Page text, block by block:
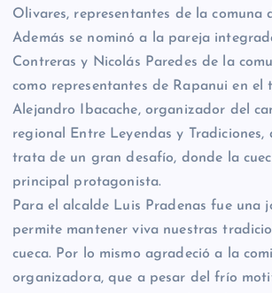
Olivares, representantes de la comuna
Además se nominó a la pareja
Contreras y Nicolás Paredes de la
como representantes de Rapanui en el
Alejandro Ibacache, organizador del
regional Entre Leyendas y Tradiciones,
trata de un gran desafío, donde la
principal protagonista.
Para el alcalde Luis Pradenas fue una
permite mantener viva nuestras
cueca. Por lo mismo agradeció a la
organizadora, que a pesar del frío